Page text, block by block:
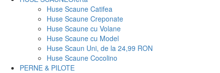
Huse Scaune Catifea
Huse Scaune Creponate
Huse Scaune cu Volane
Huse Scaune cu Model
Huse Scaun Uni, de la 24,99 RON
Huse Scaune Cocolino
PERNE & PILOTE